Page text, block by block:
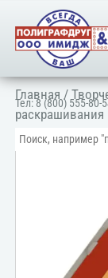
Тел:8 (800) 555-80-
Главная /
раскрашивания